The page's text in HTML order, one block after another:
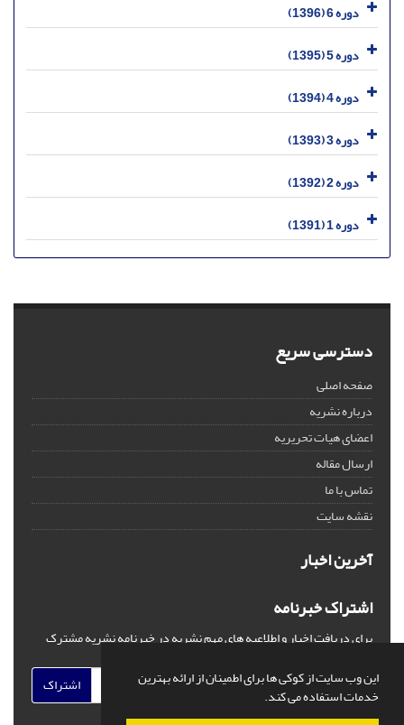
این وب سایت از کوکی ها برای اطمینان از ارائه بهترین
خدمات استفاده می کند.
دوره 6 (1396)
دوره 5 (1395)
دوره 4 (1394)
دوره 3 (1393)
دوره 2 (1392)
دوره 1 (1391)
دسترسی سریع
صفحه اصلی
درباره نشریه
اعضای هیات تحریریه
ارسال مقاله
تماس با ما
نقشه سایت
آخرین اخبار
اشتراک خبرنامه
برای دریافت اخبار و اطلاعیه های مهم نشریه در خبرنامه نشریه مشترک
اشتراک